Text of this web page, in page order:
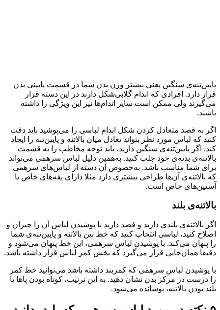
پایین‌تنه‌ی سنگین یعنی بیشتر وزن بدن شما در قسمت پایینی بدن
قرار دارد. افرادی که اندام گلابی‌شکل دارند در این دسته قرار
می‌گیرند ولی ممکن است سایر اندام‌ها نیز این ویژگی را داشته
باشند.
اگر به قصد متعادل کردن شکل اندام لباسی را می‌پوشید باید دقت
کنید که لباس مورد نظر بتواند تعادل میان بالاتنه و پایین‌تنه را ایجاد
کند. اگر پایین‌تنه‌ی سنگین دارید، باید توجه مخاطب را به قسمت
بالاتنه‌ی بدنه‌ی خود جلب کنید. به‌همین دلیل لباس سرهمی می‌تواند
برای شما مناسب باشد. به‌خصوص آن دسته از لباس‌های سرهمی
که بالاتنه‌ی آن‌ها طراحی بیشتری دارد مثلا دارای یقه‌های خاص یا
آستین‌های خاص است.
بالاتنه‌ی بلند
اگر بالاتنه‌ی بلندی دارید و قصد دارید با پوشیدن لباس آن را جبران و
اصلاح کنید، لباسی انتخاب کنید که خط بین بالاتنه و پایین‌تنه‌ی شما
را پنهان می‌کند. با پوشیدن لباس سرهمی، این خط پنهان می‌شود و
دقیقا همان‌جایی قرار می‌گیرد که بخش کمر لباس قرار داشته باشد.
با پوشیدن لباس سرهمی که کمربند داشته باشد می‌توانید خط کمر
را درست در مرکز بدن نشان دهید. به‌ این ترتیب، کوتاه بودن پاها یا
بلند بودن بالاتنه، پوشانده می‌شود.